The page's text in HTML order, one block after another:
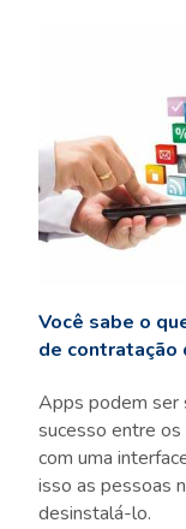
Você sabe o
de contratação
Apps podem ser
sucesso entre
com uma
isso as pessoas
desinstalá-lo.